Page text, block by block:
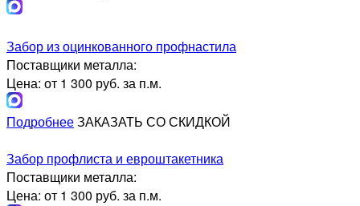
Забор из оцинкованного профнастила
Поставщики металла:
Цена: от 1 300 руб. за п.м.
ПодробнееЗАКАЗАТЬ СО СКИДКОЙ
Забор профлиста и евроштакетника
Поставщики металла:
Цена: от 1 300 руб. за п.м.